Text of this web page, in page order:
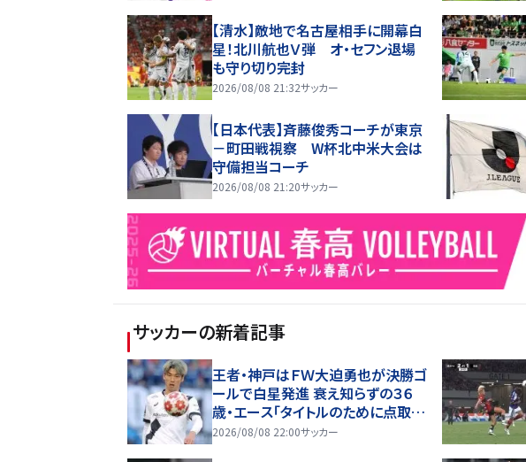
【清水】敵地で名古屋相手に開幕白
星！北川航也Ｖ弾 オ・セフン退場
も守り切り完封
2026/08/08 21:32サッカー
【日本代表】斉藤俊秀コーチが東京
－町田戦視察 W杯北中米大会は
守備担当コーチ
2026/08/08 21:20サッカー
サッカーの新着記事
王者・神戸はＦＷ大迫勇也が決勝ゴ
ールで白星発進 衰え知らずの３６
歳・エース「タイトルのために点取り
たい」
2026/08/08 22:00サッカー